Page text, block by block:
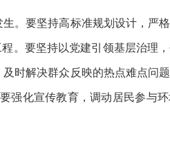
。要坚持高标准规划设计，严
。要坚持以党建引领基层治理
时解决群众反映的热点难点问
要强化宣传教育，调动居民参与